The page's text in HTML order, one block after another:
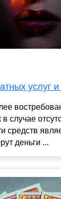
услуг и
случае
средств
деньги ...